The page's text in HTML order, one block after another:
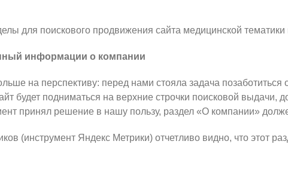
для поискового продвижения сайта медицинской
информации о компании
на перспективу: перед нами стояла задача
будет подниматься на верхние строчки поисковой выдачи,
принял решение в нашу пользу, раздел «О компании»
(инструмент Яндекс Метрики) отчетливо видно, что этот